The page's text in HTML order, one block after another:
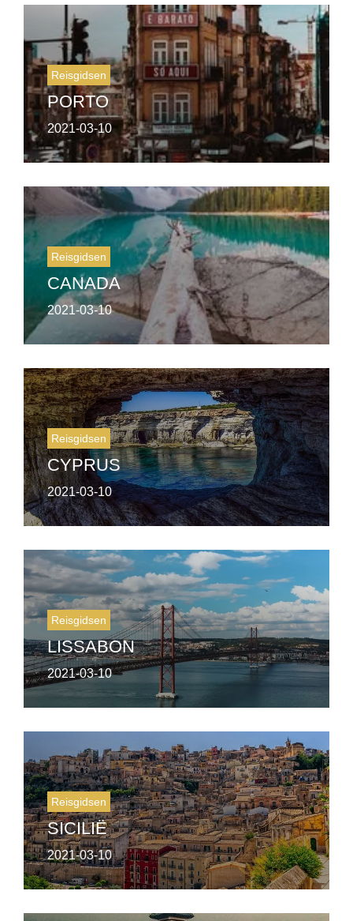
Reisgidsen
PORTO
2021-03-10
Reisgidsen
CANADA
2021-03-10
Reisgidsen
CYPRUS
2021-03-10
Reisgidsen
LISSABON
2021-03-10
Reisgidsen
SICILIË
2021-03-10